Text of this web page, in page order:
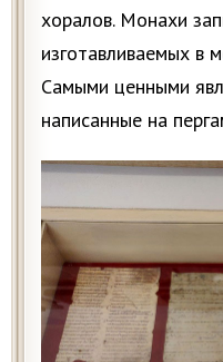
хоралов. Монахи
изготавливаемых в
Самыми ценными
написанные на